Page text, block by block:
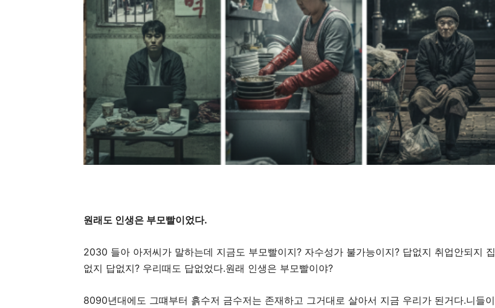
원래도 인생은 부모빨이었다.
2030 들아 아저씨가 말하는데 지금도 부모빨이지? 자수성가 불가능이지? 답없지 취업안되지 집
없지 답없지? 우리때도 답없었다.원래 인생은 부모빨이야?
8090년대에도 그떄부터 흙수저 금수저는 존재하고 그거대로 살아서 지금 우리가 된거다.니들이